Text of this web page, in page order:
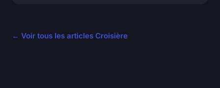
← Voir tous les articles Croisière